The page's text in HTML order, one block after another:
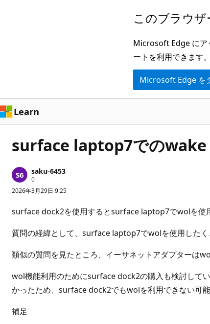
ン
ツ
に
キ
プ
このブラウザ
Microsoft Edge にア
ートを利用できます。
Microsoft Edge を
Learn
surface laptop7での
saku-6453
0評
価
の
イ
ン
2026年3月29日 9:25
surface dock2を使用するとsurface laptop7でwolを使
質問の経緯として、surface laptop7でwolを使用した
類似の質問を見たところ、イーサネットアダプターは
wol機能利用のためにsurface dock2の購入も検討して
かったため、surface dock2でもwolを利用できない可能
補足